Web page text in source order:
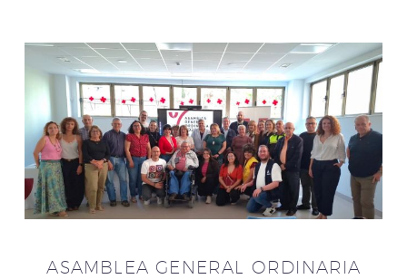
ASAMBLEA GENERAL ORDINARIA